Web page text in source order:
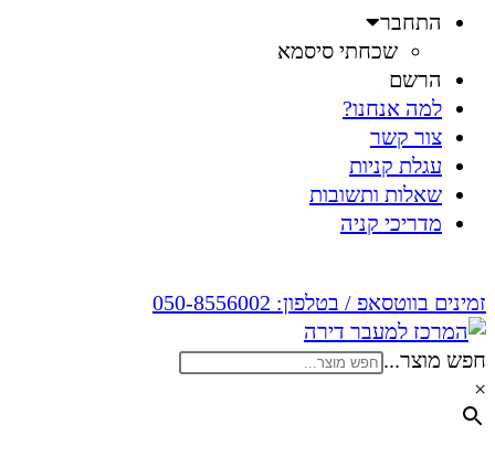
התחבר
שכחתי סיסמא
הרשם
למה אנחנו?
צור קשר
עגלת קניות
שאלות ותשובות
מדריכי קניה
זמינים בווטסאפ / בטלפון: 050-8556002
חפש מוצר...
×